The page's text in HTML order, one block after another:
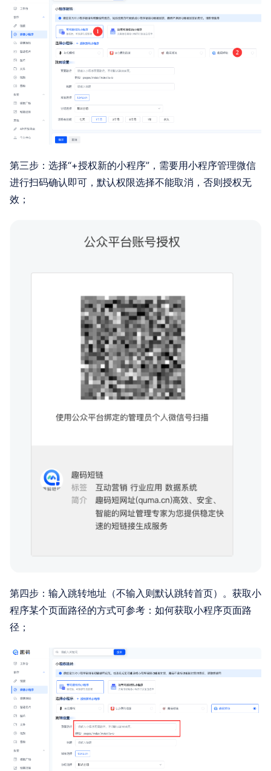
第三步：选择“+授权新的小程序”，需要用小程序管理微信
进行扫码确认即可，默认权限选择不能取消，否则授权无
效；
第四步：输入跳转地址（不输入则默认跳转首页）。获取小
程序某个页面路径的方式可参考：如何获取小程序页面路
径；